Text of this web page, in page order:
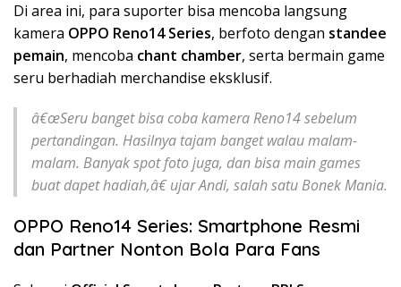
Di area ini, para suporter bisa mencoba langsung
kamera OPPO Reno14 Series, berfoto dengan standee
pemain, mencoba chant chamber, serta bermain game
seru berhadiah merchandise eksklusif.
â€œSeru banget bisa coba kamera Reno14 sebelum
pertandingan. Hasilnya tajam banget walau malam-
malam. Banyak spot foto juga, dan bisa main games
buat dapet hadiah,â€ ujar Andi, salah satu Bonek Mania.
OPPO Reno14 Series: Smartphone Resmi
dan Partner Nonton Bola Para Fans